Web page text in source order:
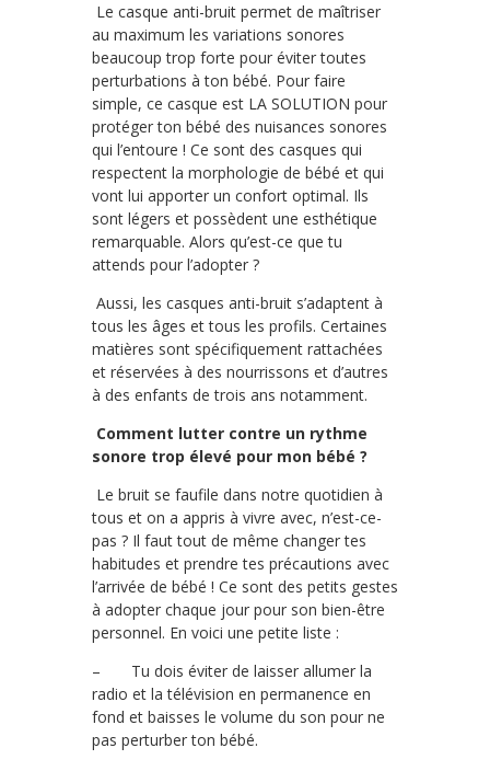
Le casque anti-bruit permet de maîtriser
au maximum les variations sonores
beaucoup trop forte pour éviter toutes
perturbations à ton bébé. Pour faire
simple, ce casque est LA SOLUTION pour
protéger ton bébé des nuisances sonores
qui l’entoure ! Ce sont des casques qui
respectent la morphologie de bébé et qui
vont lui apporter un confort optimal. Ils
sont légers et possèdent une esthétique
remarquable. Alors qu’est-ce que tu
attends pour l’adopter ?
Aussi, les casques anti-bruit s’adaptent à
tous les âges et tous les profils. Certaines
matières sont spécifiquement rattachées
et réservées à des nourrissons et d’autres
à des enfants de trois ans notamment.
Comment lutter contre un rythme
sonore trop élevé pour mon bébé ?
Le bruit se faufile dans notre quotidien à
tous et on a appris à vivre avec, n’est-ce-
pas ? Il faut tout de même changer tes
habitudes et prendre tes précautions avec
l’arrivée de bébé ! Ce sont des petits gestes
à adopter chaque jour pour son bien-être
personnel. En voici une petite liste :
– Tu dois éviter de laisser allumer la
radio et la télévision en permanence en
fond et baisses le volume du son pour ne
pas perturber ton bébé.